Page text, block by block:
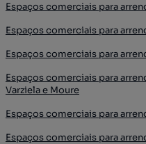
Espaços comerciais para
Espaços comerciais para
Espaços comerciais para
Espaços comerciais para
Varziela e Moure
Espaços comerciais para
Espaços comerciais para